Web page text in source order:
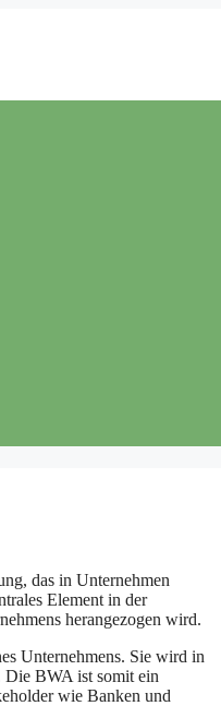
das in Unternehmen
Element in der
herangezogen wird.
Unternehmens. Sie wird in
Die BWA ist somit ein
wie Banken und